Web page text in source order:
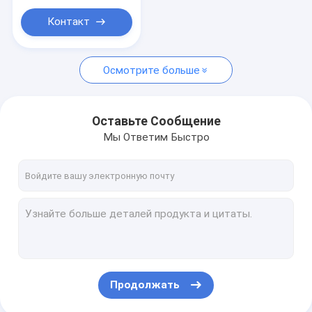
Контакт
Осмотрите больше
Оставьте Сообщение
Мы Ответим Быстро
Продолжать